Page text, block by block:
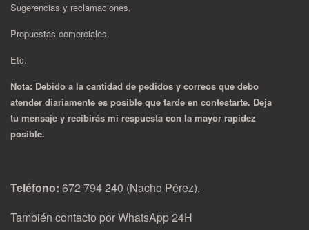
Sugerencias y reclamaciones.
Propuestas comerciales.
Etc.
Nota: Debido a la cantidad de pedidos y correos que debo
atender diariamente es posible que tarde en contestarte. Deja
tu mensaje y recibirás mi respuesta con la mayor rapidez
posible.
Teléfono: 672 794 240 (Nacho Pérez).
También contacto por WhatsApp 24H